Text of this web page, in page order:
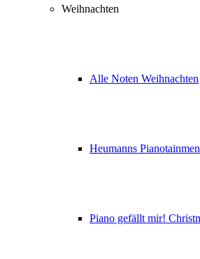
Weihnachten
Alle Noten Weihnachten
Heumanns
Piano gefällt mir!